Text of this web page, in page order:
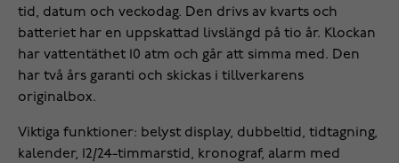
tid, datum och veckodag. Den drivs av kvarts och
batteriet har en uppskattad livslängd på tio år. Klockan
har vattentäthet 10 atm och går att simma med. Den
har två års garanti och skickas i tillverkarens
originalbox.
Viktiga funktioner: belyst display, dubbeltid, tidtagning,
kalender, 12/24-timmarstid, kronograf, alarm med